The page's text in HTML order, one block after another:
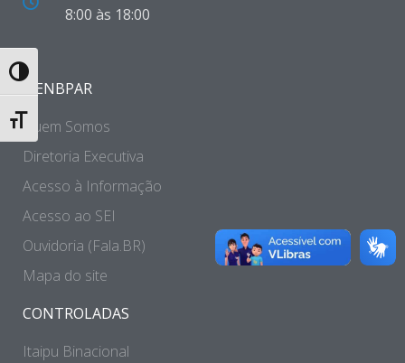
Toggle High Contrast
Toggle Font size
8:00 às 18:00
A ENBPAR
Quem Somos
Diretoria Executiva
Acesso à Informação
Acesso ao SEI
Ouvidoria (Fala.BR)
Mapa do site
CONTROLADAS
Itaipu Binacional